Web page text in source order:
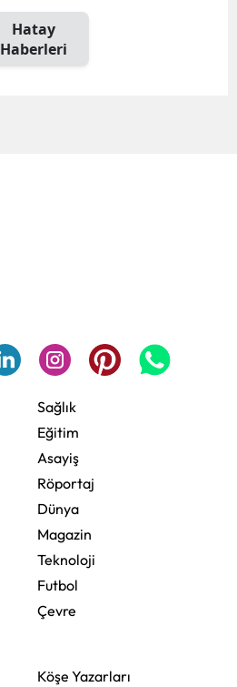
Hatay
Haberleri
Sağlık
Eğitim
Asayiş
Röportaj
Dünya
Magazin
Teknoloji
Futbol
Çevre
Köşe Yazarları